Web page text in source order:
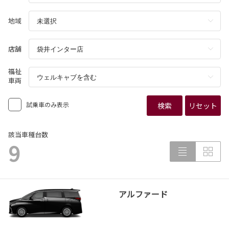
地域
店舗
福祉
車両
試乗車のみ表示 検索 リセット
該当車種台数
9
アルファード